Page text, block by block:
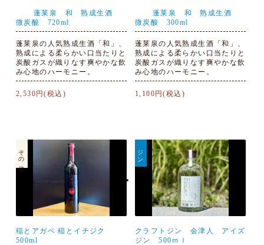
蓬莱泉 和 熟成生酒
微炭酸 720ml
蓬莱泉の人気熟成生酒「和」、
熟成による柔らかい口当たりと
炭酸ガスが織りなす爽やかな飲
み心地のハーモニー。
2,530円(税込)
蓬莱泉 和 熟成生酒
微炭酸 300ml
蓬莱泉の人気熟成生酒「和」、
熟成による柔らかい口当たりと
炭酸ガスが織りなす爽やかな飲
み心地のハーモニー。
1,100円(税込)
その他
稲とアガベ 稲とイチジク
500ml
ジン
クラフトジン 会津人 アイズ
ジン 500ｍｌ